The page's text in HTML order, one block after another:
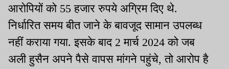
आरोपियों को 55 हजार रुपये अग्रिम दिए थे.
निर्धारित समय बीत जाने के बावजूद सामान उपलब्ध
नहीं कराया गया. इसके बाद 2 मार्च 2024 को जब
अली हुसैन अपने पैसे वापस मांगने पहुंचे, तो आरोप है